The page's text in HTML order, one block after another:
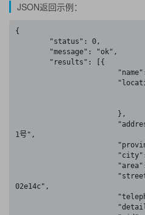
JSON返回示例：
{
1号",
02e14c",